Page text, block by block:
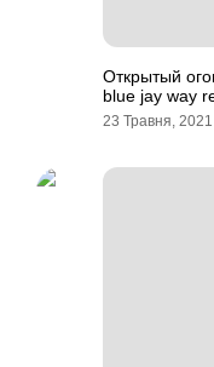
Открытый
blue jay way
23 Травня, 2021